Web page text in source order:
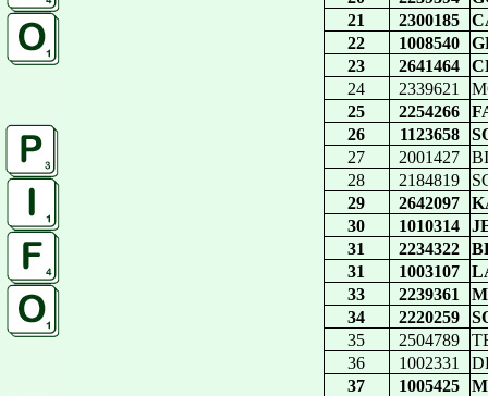
21
2300185
22
1008540
23
2641464
24
2339621
25
2254266
26
1123658
27
2001427
28
2184819
29
2642097
30
1010314
31
2234322
31
1003107
33
2239361
34
2220259
35
2504789
36
1002331
37
1005425